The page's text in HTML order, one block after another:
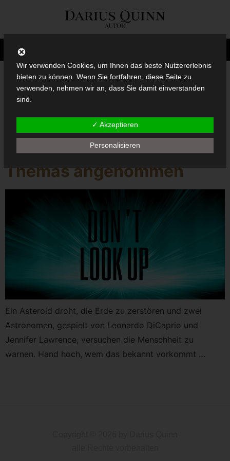
Schlagwort:
In guter Gesellschaft:
Hollywood hat sich des
Themas angenommen
Ein Asteroid droht, die Erde zu zerstören und zwei
Astronomen, gespielt von Leonardo DiCaprio und
Jennifer Lawrence, versuchen die Menschheit zu
warnen. Hand hoch, wem das bekannt vorkommt …
Wir verwenden Cookies, um Ihnen das beste Nutzererlebnis
bieten zu können. Wenn Sie fortfahren, diese Seite zu
verwenden, nehmen wir an, dass Sie damit einverstanden
sind.
✓ Akzeptieren
Personalisieren